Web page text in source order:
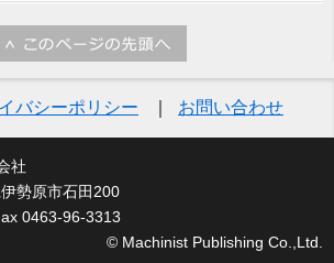
バシーポリシー お問い合わせ
社
勢原市石田200
0463-96-3313
© Machinist Publishing Co.,Ltd.